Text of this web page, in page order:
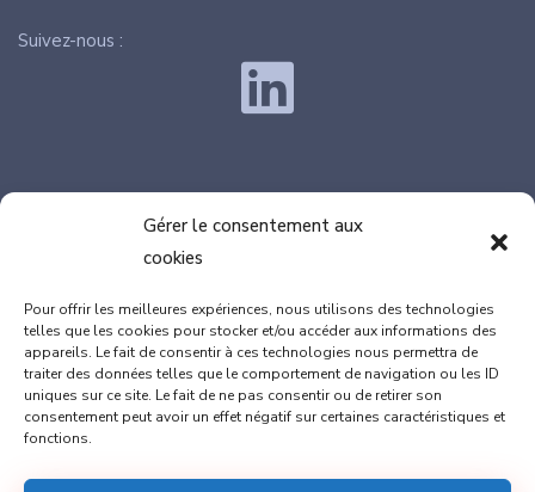
Gérer le consentement aux
cookies
Pour offrir les meilleures expériences, nous utilisons des technologies
telles que les cookies pour stocker et/ou accéder aux informations des
appareils. Le fait de consentir à ces technologies nous permettra de
traiter des données telles que le comportement de navigation ou les ID
uniques sur ce site. Le fait de ne pas consentir ou de retirer son
consentement peut avoir un effet négatif sur certaines caractéristiques et
fonctions.
PIERRE
Marion DULAC : 06.08.46.98.73
Thomas GAILLARD : 06.17.77.42.89
contact@cap-innove.fr
Suivez-nous :